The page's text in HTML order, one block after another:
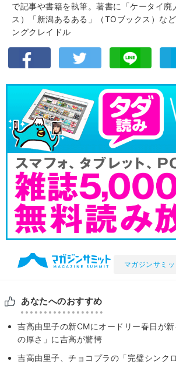
で記事や書籍を執筆。著書に「ケータイ廃
ス）「新潟あるある」（TOブックス）など
ングクレイドル
マガジンサミ
あなたへのおすすめ
吉高由里子の新CMにオードリー春日が
の厚さ」に吉高が驚愕
吉高由里子、チョコプラの「完璧シンク